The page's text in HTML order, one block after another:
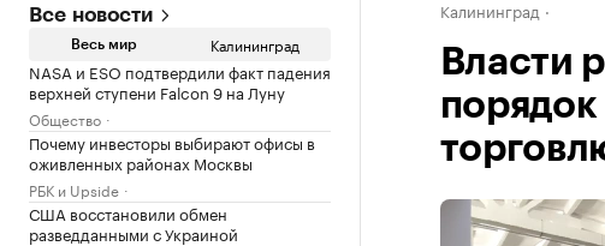
Все новости
Весь мир Калининград
NASA и ESO подтвердили факт падения
верхней ступени Falcon 9 на Луну
Общество
Почему инвесторы выбирают офисы в
оживленных районах Москвы
РБК и Upside
США восстановили обмен
разведданными с Украиной
Калининград
Власти